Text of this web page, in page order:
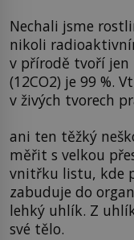
Nechali jsme
nikoli
v přírodě tvoří jen
(12CO2) je 99 %.
v živých tvorech
ani ten těžký
měřit s velkou
vnitřku listu, kde
zabuduje do
lehký uhlík. Z
své tělo.